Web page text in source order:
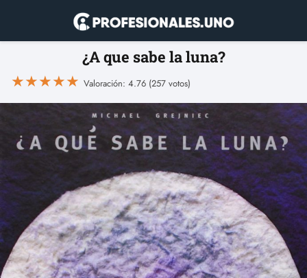
¿A que sabe la luna?
★★★★★ Valoración: 4.76 (257 votos)